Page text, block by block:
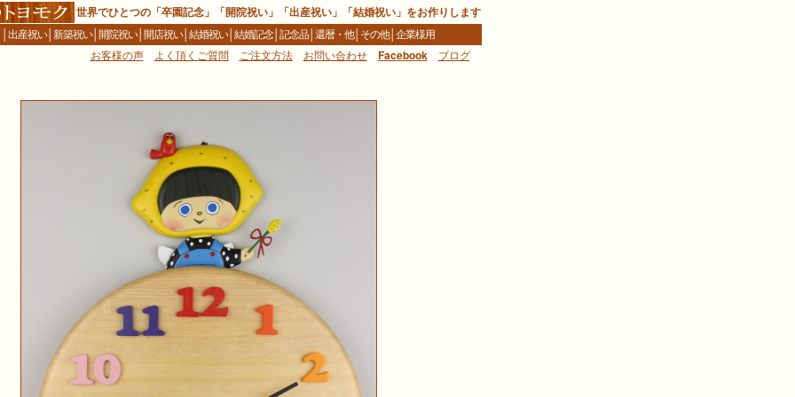
世界でひとつの「卒園記念」「開院祝い」「出産祝い」「結婚祝い」をお作りします
│出産祝い│新築祝い│開院祝い│開店祝い│結婚祝い│結婚記念│記念品│還暦・他│ その他│企業様用
お客様の声
よく頂くご質問 ご注文方法 お問い合わせ Facebook ブログ樹